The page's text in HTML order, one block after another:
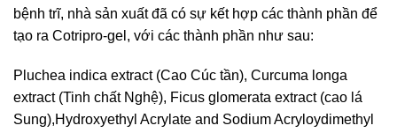
bệnh trĩ, nhà sản xuất đã có sự kết hợp các thành phần để
tạo ra Cotripro-gel, với các thành phần như sau:
Pluchea indica extract (Cao Cúc tần), Curcuma longa
extract (Tinh chất Nghệ), Ficus glomerata extract (cao lá
Sung),Hydroxyethyl Acrylate and Sodium Acryloydimethyl